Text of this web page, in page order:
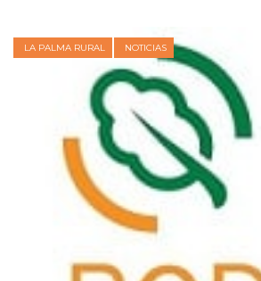
LA PALMA RURAL NOTICIAS